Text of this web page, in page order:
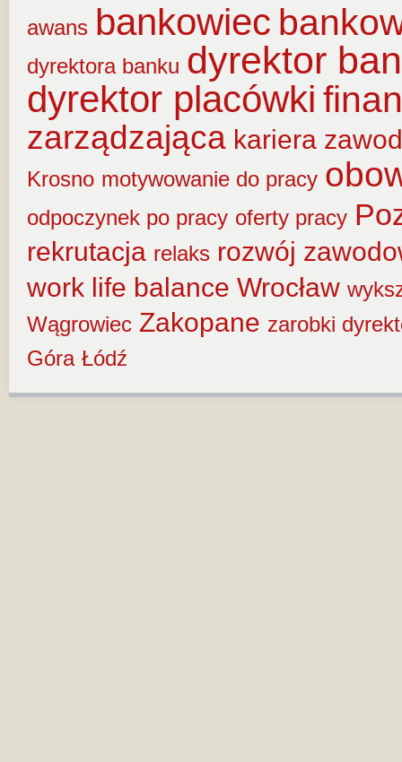
awans bankowiec
dyrektora banku dyrektor
dyrektor placówki
zarządzająca kariera
Krosno motywowanie do pracy
odpoczynek po pracy oferty pracy
rekrutacja relaks rozwój
work life balance Wrocław
Wągrowiec Zakopane zarobki
Góra Łódź